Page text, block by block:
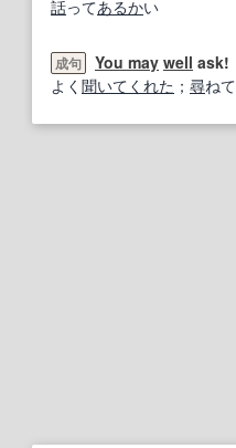
話ってあるかい
成句 You may well ask!
よく 聞いて くれた ； 尋ねて